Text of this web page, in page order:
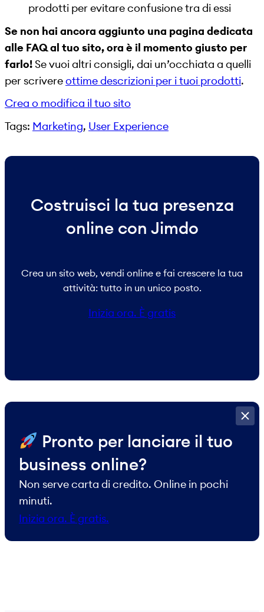
prodotti per evitare confusione tra di essi
Se non hai ancora aggiunto una pagina dedicata
alle FAQ al tuo sito, ora è il momento giusto per
farlo! Se vuoi altri consigli, dai un’occhiata a quelli
per scrivereottime descrizioni per i tuoi prodotti.
Crea o modifica il tuo sito
Tags: Marketing, User Experience
Costruisci la tua presenza
online con Jimdo
Crea un sito web, vendi online e fai crescere la tua
attività: tutto in un unico posto.
Inizia ora. È gratis
​ Pronto per lanciare il tuo
business online?
Non serve carta di credito. Online in pochi
minuti.
Inizia ora. È gratis.